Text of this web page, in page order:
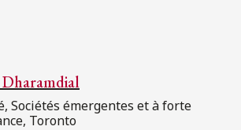
Dharamdial
Sociétés émergentes et à forte
Toronto